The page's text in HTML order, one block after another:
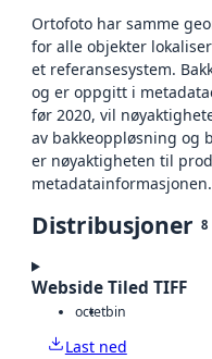
Ortofoto har samme
for alle objekter
et referansesystem.
og er oppgitt i
før 2020, vil
av bakkeoppløsning og
er nøyaktigheten til
metadatainformasjonen.
Distribusjoner 8
Webside Tiled TIFF
octetbin
Last ned